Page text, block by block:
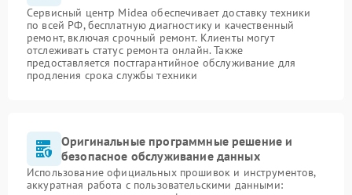
Сервисный центр Midea обеспечивает доставку техники
по всей РФ, бесплатную диагностику и качественный
ремонт, включая срочный ремонт. Клиенты могут
отслеживать статус ремонта онлайн. Также
предоставляется постгарантийное обслуживание для
продления срока службы техники
Оригинальные программные решение и
безопасное обслуживание данных
Использование официальных прошивок и инструментов,
аккуратная работа с пользовательскими данными: